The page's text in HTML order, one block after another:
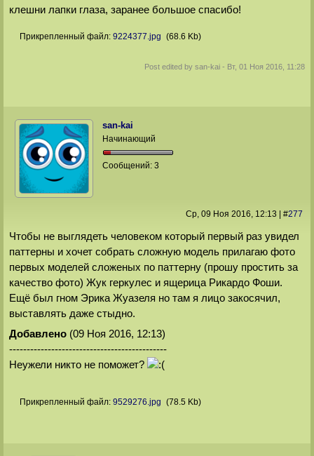
клешни лапки глаза, заранее большое спасибо!
Прикрепленный файл: 9224377.jpg (68.6 Kb)
Post edited bysan-kai - Вт, 01 Ноя 2016, 11:28
san-kai
Начинающий
Сообщений:3
Ср, 09 Ноя 2016, 12:13 #277
Чтобы не выглядеть человеком который первый раз увидел
паттерны и хочет собрать сложную модель прилагаю фото
первых моделей сложеных по паттерну (прошу простить за
качество фото) Жук геркулес и ящерица Рикардо Фоши.
Ещё был гном Эрика Жуазеля но там я лицо закосячил,
выставлять даже стыдно.
Добавлено(09 Ноя 2016, 12:13)
---------------------------------------------
Неужели никто не поможет?
Прикрепленный файл: 9529276.jpg (78.5 Kb)